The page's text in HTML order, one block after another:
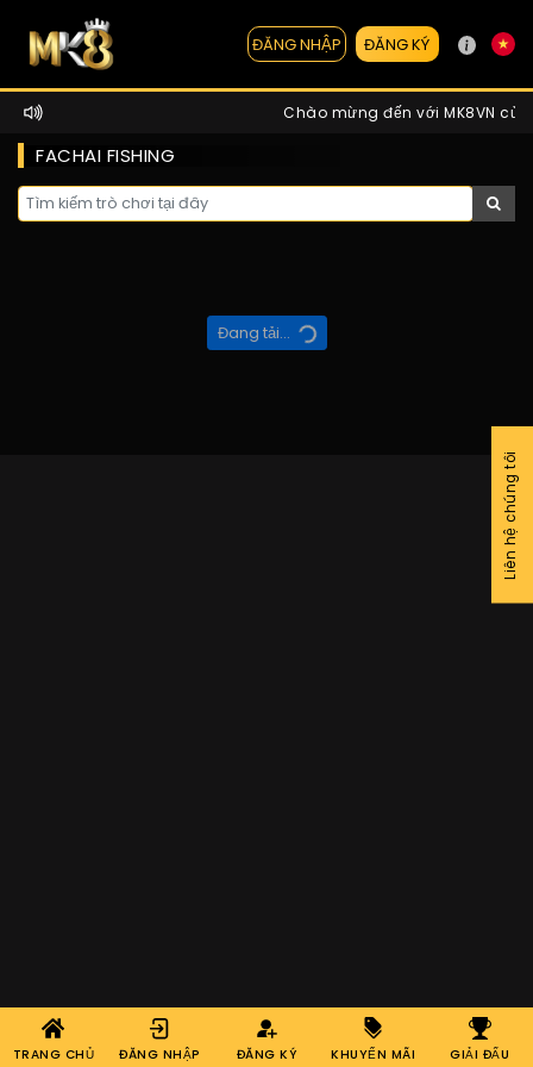
ĐĂNG NHẬP ĐĂNG KÝ
Chào mừng đến với MK8VN
FACHAI FISHING
Đang tải...
TRANG CHỦ ĐĂNG NHẬP ĐĂNG KÝ KHUYẾN MÃI GIẢI ĐẤU
Liên hệ chúng tôi